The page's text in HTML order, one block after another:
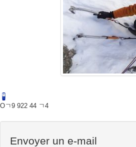
Oㄱ9 922 44 ㄱ4
Envoyer un e-mail